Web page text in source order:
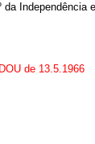
Independência
de 13.5.1966